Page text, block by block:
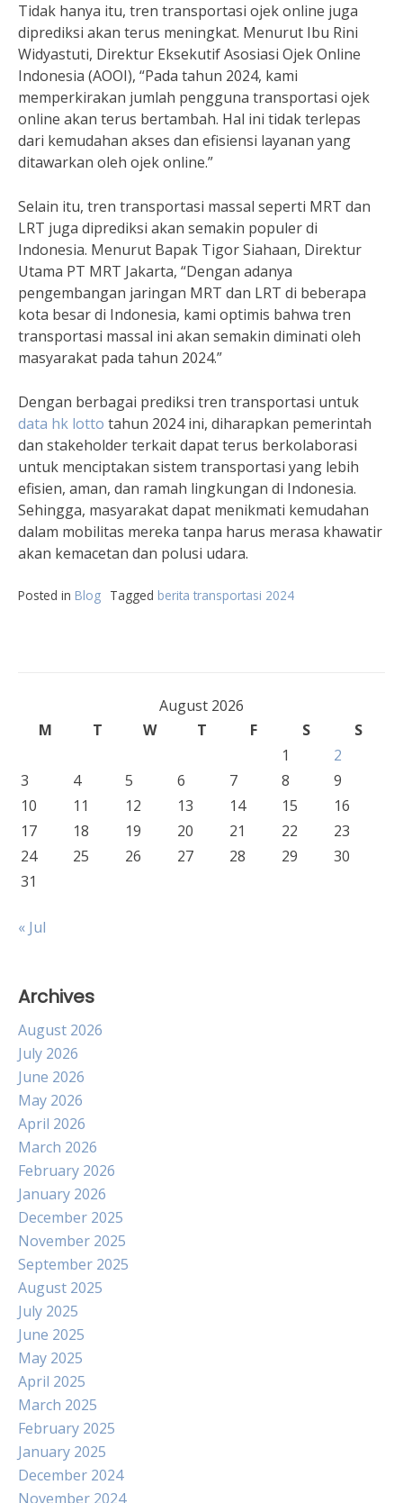
Tidak hanya itu, tren transportasi ojek online juga
diprediksi akan terus meningkat. Menurut Ibu Rini
Widyastuti, Direktur Eksekutif Asosiasi Ojek Online
Indonesia (AOOI), “Pada tahun 2024, kami
memperkirakan jumlah pengguna transportasi ojek
online akan terus bertambah. Hal ini tidak terlepas
dari kemudahan akses dan efisiensi layanan yang
ditawarkan oleh ojek online.”
Selain itu, tren transportasi massal seperti MRT dan
LRT juga diprediksi akan semakin populer di
Indonesia. Menurut Bapak Tigor Siahaan, Direktur
Utama PT MRT Jakarta, “Dengan adanya
pengembangan jaringan MRT dan LRT di beberapa
kota besar di Indonesia, kami optimis bahwa tren
transportasi massal ini akan semakin diminati oleh
masyarakat pada tahun 2024.”
Dengan berbagai prediksi tren transportasi untuk
data hk lotto tahun 2024 ini, diharapkan pemerintah
dan stakeholder terkait dapat terus berkolaborasi
untuk menciptakan sistem transportasi yang lebih
efisien, aman, dan ramah lingkungan di Indonesia.
Sehingga, masyarakat dapat menikmati kemudahan
dalam mobilitas mereka tanpa harus merasa khawatir
akan kemacetan dan polusi udara.
Posted in Blog Tagged berita transportasi 2024
August 2026
M
T W T F S
S
1
2
3
4 5 6 7 8
9
10
11 12 13 14 15
16
17
18 19 20 21 22
23
24
25 26 27 28 29
30
31
« Jul
Archives
August 2026
July 2026
June 2026
May 2026
April 2026
March 2026
February 2026
January 2026
December 2025
November 2025
September 2025
August 2025
July 2025
June 2025
May 2025
April 2025
March 2025
February 2025
January 2025
December 2024
November 2024